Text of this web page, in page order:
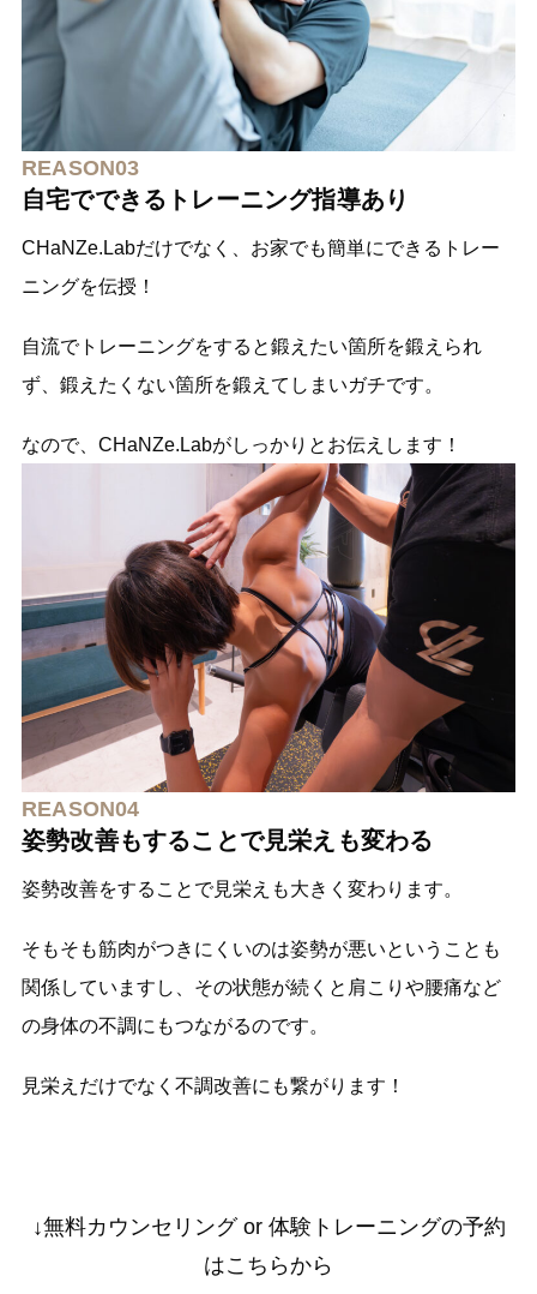
REASON03
自宅でできるトレーニング指導あり
CHaNZe.Labだけでなく、お家でも簡単にできるトレー
ニングを伝授！
自流でトレーニングをすると鍛えたい箇所を鍛えられ
ず、鍛えたくない箇所を鍛えてしまいガチです。
なので、CHaNZe.Labがしっかりとお伝えします！
REASON04
姿勢改善もすることで見栄えも変わる
姿勢改善をすることで見栄えも大きく変わります。
そもそも筋肉がつきにくいのは姿勢が悪いということも
関係していますし、その状態が続くと肩こりや腰痛など
の身体の不調にもつながるのです。
見栄えだけでなく不調改善にも繋がります！
↓無料カウンセリング or 体験トレーニングの予約
はこちらから